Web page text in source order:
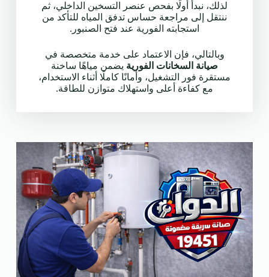
لذلك، نبدأ أولًا بفحص عنصر التسخين الداخلي، ثم
ننتقل إلى مراجعة حساس تدفق المياه للتأكد من
استجابته الفورية عند فتح الصنبور.
وبالتالي، فإن الاعتماد على خدمة متخصصة في
صيانة السخانات الفورية يضمن مياهًا ساخنة
مستقرة فور التشغيل، وأمانًا كاملًا أثناء الاستخدام،
مع كفاءة أعلى واستهلاك متوازن للطاقة.